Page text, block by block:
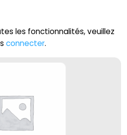
les fonctionnalités, veuillez
connecter.